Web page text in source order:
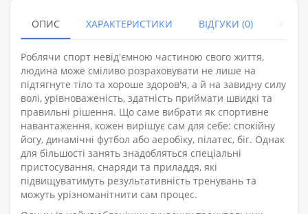
ОПИС ХАРАКТЕРИСТИКИ ВІДГУКИ (0)
Роблячи спорт невід'ємною частиною свого життя,
людина може сміливо розраховувати не лише на
підтягнуте тіло та хороше здоров'я, а й на завидну силу
волі, урівноваженість, здатність приймати швидкі та
правильні рішення. Що саме вибрати як спортивне
навантаження, кожен вирішує сам для себе: спокійну
йогу, динамічні футбол або аеробіку, пілатес, біг. Однак
для більшості занять знадобляться спеціальні
пристосування, снаряди та приладдя, які
підвищуватимуть результативність тренувань та
можуть урізноманітнити сам процес.